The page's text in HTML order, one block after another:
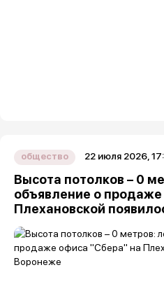
общество 22 июля 2026,
Высота потолков – 0
объявление о
Плехановской